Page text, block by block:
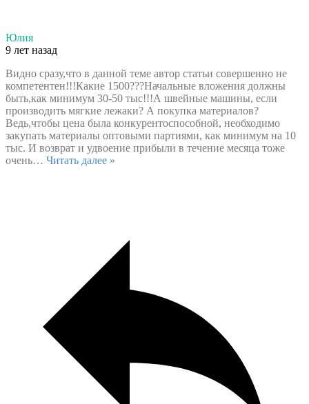
Юлия
9 лет назад
Видно сразу,что в данной теме автор статьи совершенно не
компетентен!!!Какие 1500???Начальные вложения должны
быть,как минимум 30-50 тыс!!!А швейные машины, если
производить мягкие лежаки? А покупка материалов?
Ведь,чтобы цена была конкурентоспособной, необходимо
закупать материалы оптовыми партиями, как минимум на 10
тыс. И возврат и удвоение прибыли в течение месяца тоже
очень… Читать далее »